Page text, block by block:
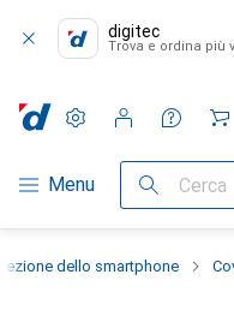
digitec
Trova e ordina più
Categoria Navigazione
Menu Cerca
Impostazioni
Conto cliente
Liste di confronto
Liste dei desideri
Carrello
dello smartphone